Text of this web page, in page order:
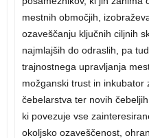
mestnih območjih,
ozaveščanju ključnih ciljnih
najmlajših do odraslih, pa
trajnostnega upravljanja
možganski trust in inkubator
čebelarstva ter novih
ki povezuje vse
okoljsko ozaveščenost,